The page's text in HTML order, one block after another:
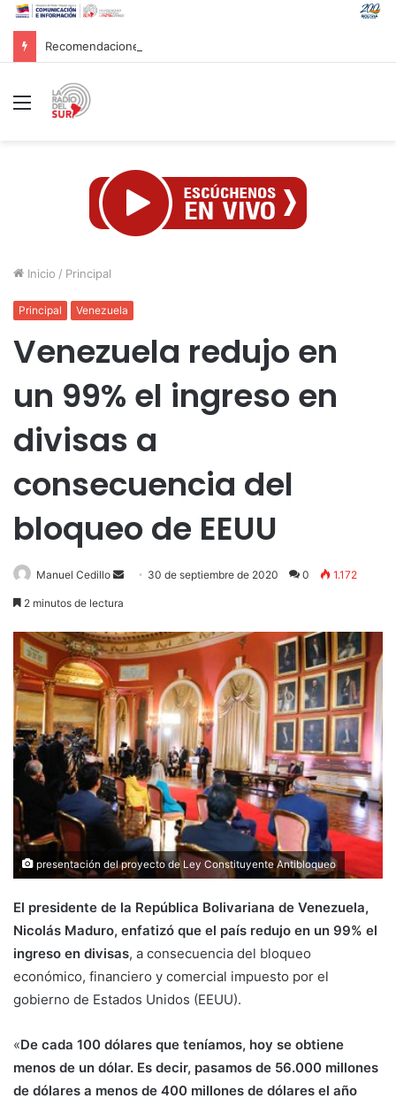
Menú
Inicio / Principal
Principal Venezuela
Venezuela redujo en
un 99% el ingreso en
divisas a
consecuencia del
bloqueo de EEUU
Manuel Cedillo
Send 30 de septiembre de 2020 0 1.172
2 minutos de lectura
presentación del proyecto de Ley Constituyente Antibloqueo
El presidente de la República Bolivariana de Venezuela,
Nicolás Maduro, enfatizó que el país redujo en un 99% el
ingreso en divisas, a consecuencia del bloqueo
económico, financiero y comercial impuesto por el
gobierno de Estados Unidos (EEUU).
«De cada 100 dólares que teníamos, hoy se obtiene
menos de un dólar. Es decir, pasamos de 56.000 millones
de dólares a menos de 400 millones de dólares el año